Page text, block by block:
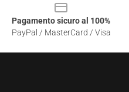
Pagamento sicuro al 100%
PayPal / MasterCard / Visa